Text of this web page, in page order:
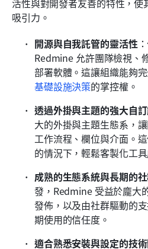
活性與對開發者友善的特性，
吸引力。
開源與自我託管的靈活性
Redmine 允許團隊檢視、
部署軟體。這讓組織能夠
基礎設施決策的掌控權。
透過外掛與主題的強大自
大的外掛與主題生態系，
工作流程、欄位與介面。
的情況下，輕鬆客製化工
成熟的生態系統與長期的
發，Redmine 受益於龐大
發佈，以及由社群驅動的
期使用的信任度。
適合熟悉安裝與設定的技